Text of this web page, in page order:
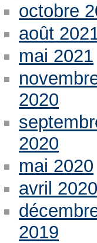
octobre
août
mai 2021
2020
2020
mai 2020
avril 2020
2019